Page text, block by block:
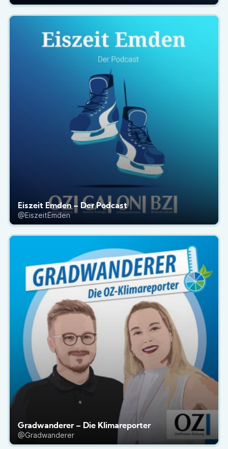
Eiszeit Emden – Der Podcast
@EiszeitEmden
Gradwanderer – Die Klimareporter
@Gradwanderer